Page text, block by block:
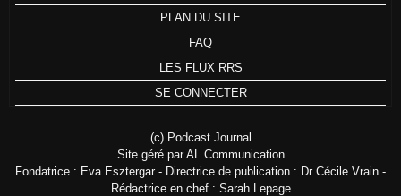
PLAN DU SITE
FAQ
LES FLUX RRS
SE CONNECTER
(c) Podcast Journal
Site géré par AL Communication
Fondatrice : Eva Esztergar - Directrice de publication : Dr Cécile Vrain -
Rédactrice en chef : Sarah Lepage